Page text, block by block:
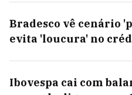
Bradesco vê cenário
evita 'loucura' no
Ibovespa cai com